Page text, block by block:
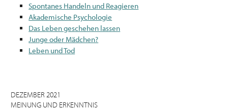
Spontanes Handeln und Reagieren
Akademische Psychologie
Das Leben geschehen lassen
Junge oder Mädchen?
Leben und Tod
DEZEMBER 2021
MEINUNG UND ERKENNTNIS